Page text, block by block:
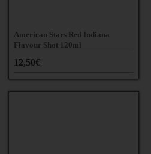
American Stars Red Indiana
Flavour Shot 120ml
12,50€